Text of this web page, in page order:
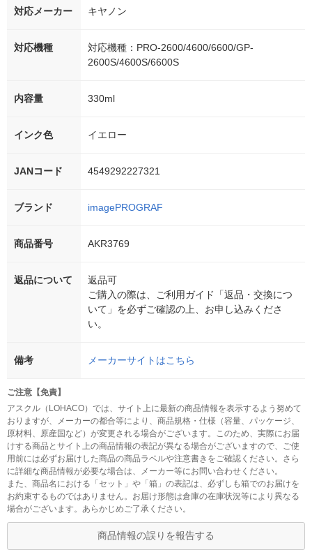
対応メーカー キヤノン
対応機種
対応機種：PRO-2600/4600/6600/GP-
2600S/4600S/6600S
内容量 330ml
インク色 イエロー
JANコード 4549292227321
ブランド imagePROGRAF
商品番号 AKR3769
返品について
返品可
ご購入の際は、ご利用ガイド「返品・交換につ
いて」を必ずご確認の上、お申し込みくださ
い。
備考 メーカーサイトはこちら
ご注意【免責】
アスクル（LOHACO）では、サイト上に最新の商品情報を表示するよう努めて
おりますが、メーカーの都合等により、商品規格・仕様（容量、パッケージ、
原材料、原産国など）が変更される場合がございます。このため、実際にお届
けする商品とサイト上の商品情報の表記が異なる場合がございますので、ご使
用前には必ずお届けした商品の商品ラベルや注意書きをご確認ください。さら
に詳細な商品情報が必要な場合は、メーカー等にお問い合わせください。
また、商品名における「セット」や「箱」の表記は、必ずしも箱でのお届けを
お約束するものではありません。お届け形態は倉庫の在庫状況等により異なる
場合がございます。あらかじめご了承ください。
商品情報の誤りを報告する